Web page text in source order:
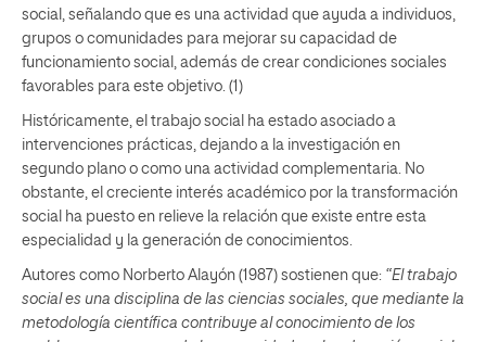
social, señalando que es una actividad que ayuda a individuos,
grupos o comunidades para mejorar su capacidad de
funcionamiento social, además de crear condiciones sociales
favorables para este objetivo. (1)
Históricamente, el trabajo social ha estado asociado a
intervenciones prácticas, dejando a la investigación en
segundo plano o como una actividad complementaria. No
obstante, el creciente interés académico por la transformación
social ha puesto en relieve la relación que existe entre esta
especialidad y la generación de conocimientos.
Autores como Norberto Alayón (1987) sostienen que: “El trabajo
social es una disciplina de las ciencias sociales, que mediante la
metodología científica contribuye al conocimiento de los